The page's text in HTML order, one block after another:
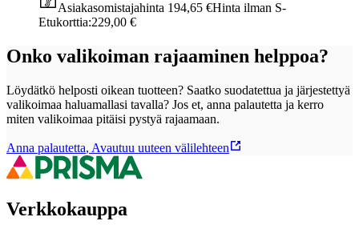
Asiakasomistajahinta 194,65 €Hinta ilman S-
Etukorttia:229,00 €
Onko valikoiman rajaaminen helppoa?
Löydätkö helposti oikean tuotteen? Saatko suodatettua ja järjestettyä
valikoimaa haluamallasi tavalla? Jos et, anna palautetta ja kerro
miten valikoimaa pitäisi pystyä rajaamaan.
Anna palautetta, Avautuu uuteen välilehteen
Verkkokauppa